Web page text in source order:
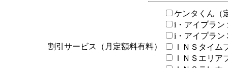
割引サービス（月定額料有料）
ケンタくん（
i・アイプラン
i・アイプラン
ＩＮＳタイム
ＩＮＳエリア